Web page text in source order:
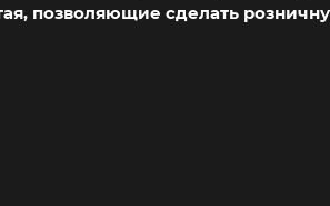
позволяющие сделать